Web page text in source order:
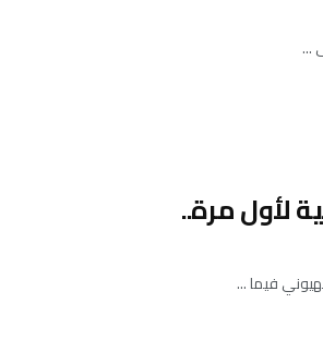
...
لأول مرة..
فيما ...